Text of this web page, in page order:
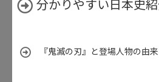
分かりやすい日本史紹
『鬼滅の刃』と登場人物の由